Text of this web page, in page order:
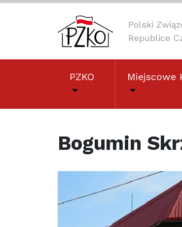
Polski
Republice
PZKO Miejscowe
Bogumin